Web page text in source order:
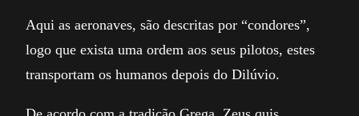
Aqui as aeronaves, são descritas por “condores”,
logo que exista uma ordem aos seus pilotos, estes
transportam os humanos depois do Dilúvio.